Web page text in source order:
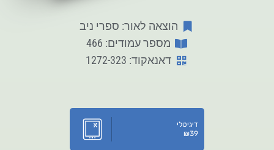
הוצאה לאור: ספרי ניב
מספר עמודים: 466
דאנאקוד: 1272-323
דיגיטלי
₪39